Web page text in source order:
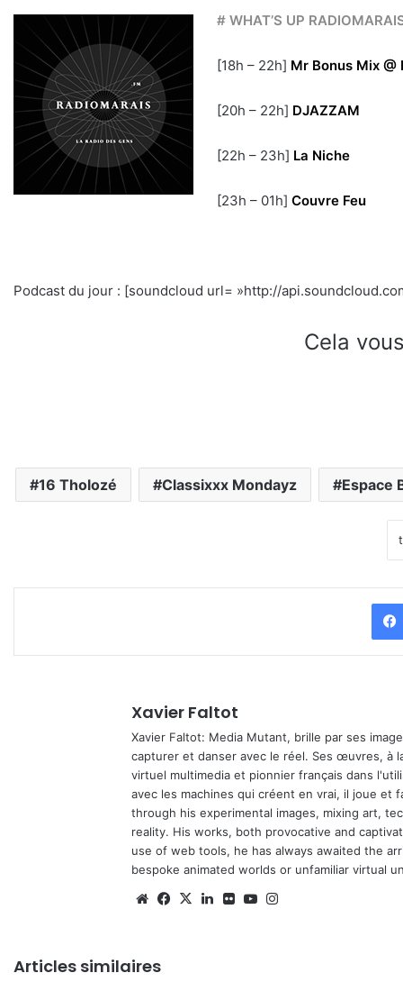
# WHAT’S UP
[18h – 22h] Mr Bonus Mix @
[20h – 22h] DJAZZAM
[22h – 23h] La Niche
[23h – 01h]Couvre Feu
Podcast du jour : [soundcloud url= »http://
Cela
16 Tholozé Classixxx Mondayz Espace
Xavier Faltot
Xavier Faltot: Media Mutant, brille par ses
capturer et danser avec le réel. Ses œuvres, à
virtuel multimedia et pionnier français dans
avec les machines qui créent en vrai, il joue et
through his experimental images, mixing art,
reality. His works, both provocative and
use of web tools, he has always awaited the
bespoke animated worlds or unfamiliar virtual
We Fa
X
Lin Fli Yo
Articles similaires